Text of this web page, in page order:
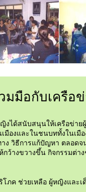
มมือกับเครือ
งได้สนับสนุนให้เครือข่า
องและในชนบททั้งในเมือ
วิธีการแก้ปัญหา ตลอดจ
ว้างขวางขึ้น กิจกรรมต่า
โภค ช่วยเหลือ ผู้หญิงและ